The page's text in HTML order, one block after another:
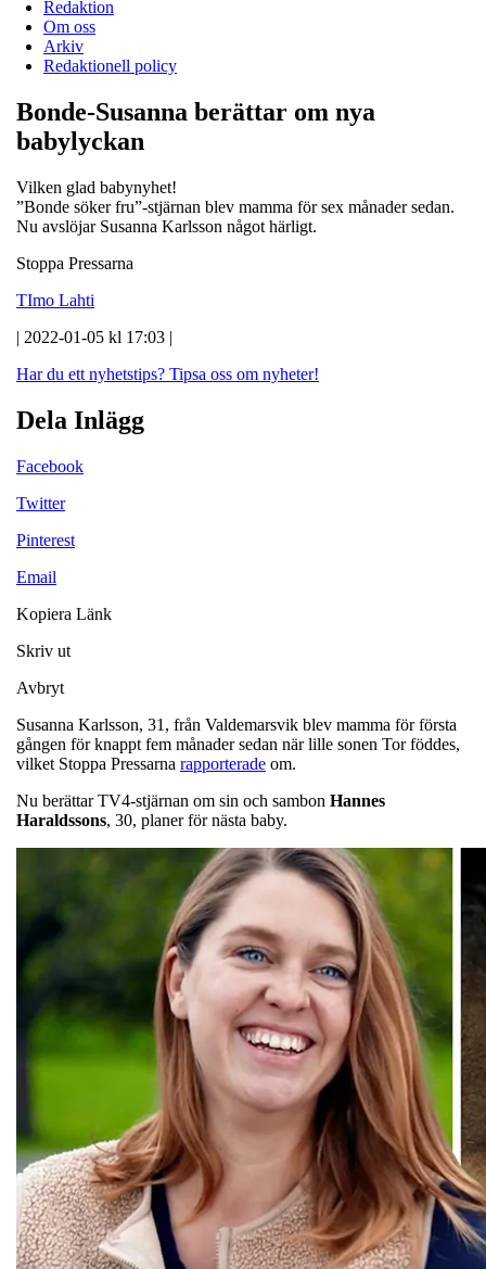
Redaktion
Om oss
Arkiv
Redaktionell policy
Bonde-Susanna berättar om nya
babylyckan
Vilken glad babynyhet!
”Bonde söker fru”-stjärnan blev mamma för sex månader sedan.
Nu avslöjar Susanna Karlsson något härligt.
Stoppa Pressarna
TImo Lahti
| 2022-01-05 kl 17:03 |
Har du ett nyhetstips? Tipsa oss om nyheter!
Dela Inlägg
Facebook
Twitter
Pinterest
Email
Kopiera Länk
Skriv ut
Avbryt
Susanna Karlsson, 31, från Valdemarsvik blev mamma för första
gången för knappt fem månader sedan när lille sonen Tor föddes,
vilket Stoppa Pressarna rapporterade om.
Nu berättar TV4-stjärnan om sin och sambon Hannes
Haraldssons, 30, planer för nästa baby.